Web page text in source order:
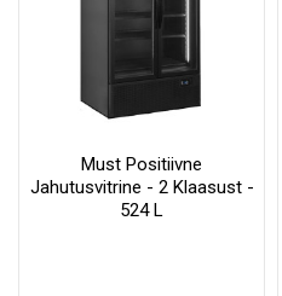
Must Positiivne
Jahutusvitrine - 2 Klaasust -
524 L